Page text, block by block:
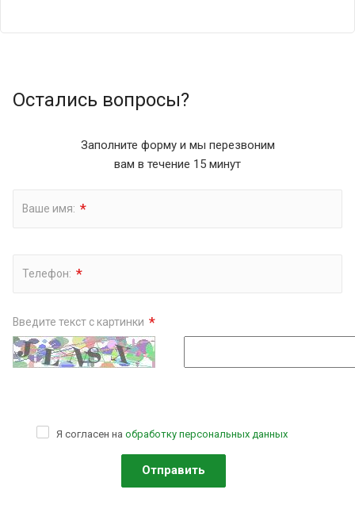
Остались вопросы?
Заполните форму и мы перезвоним
вам в течение 15 минут
Ваше имя: *
Телефон: *
Введите текст с картинки *
Я согласен на обработку персональных данных